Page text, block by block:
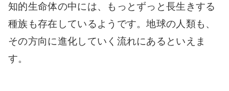
知的生命体の中には、もっとずっと長生きする
種族も存在しているようです。地球の人類も、
その方向に進化していく流れにあるといえま
す。